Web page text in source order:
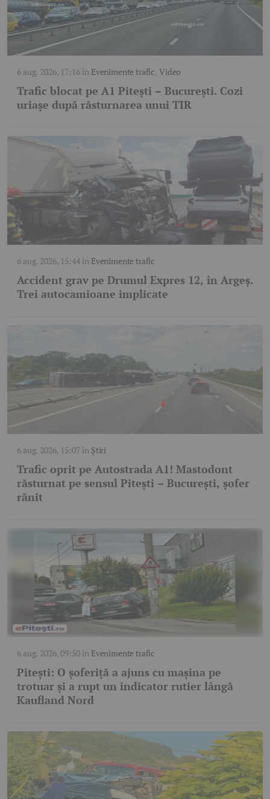
6 aug. 2026, 17:16în Evenimente trafic,Video
Trafic blocat pe A1 Pitești – București. Cozi
uriașe după răsturnarea unui TIR
6 aug. 2026, 15:44în Evenimente trafic
Accident grav pe Drumul Expres 12, în Argeș.
Trei autocamioane implicate
6 aug. 2026, 15:07în Știri
Trafic oprit pe Autostrada A1! Mastodont
răsturnat pe sensul Pitești – București, șofer
rănit
6 aug. 2026, 09:50în Evenimente trafic
Pitești: O șoferiță a ajuns cu mașina pe
trotuar și a rupt un indicator rutier lângă
Kaufland Nord